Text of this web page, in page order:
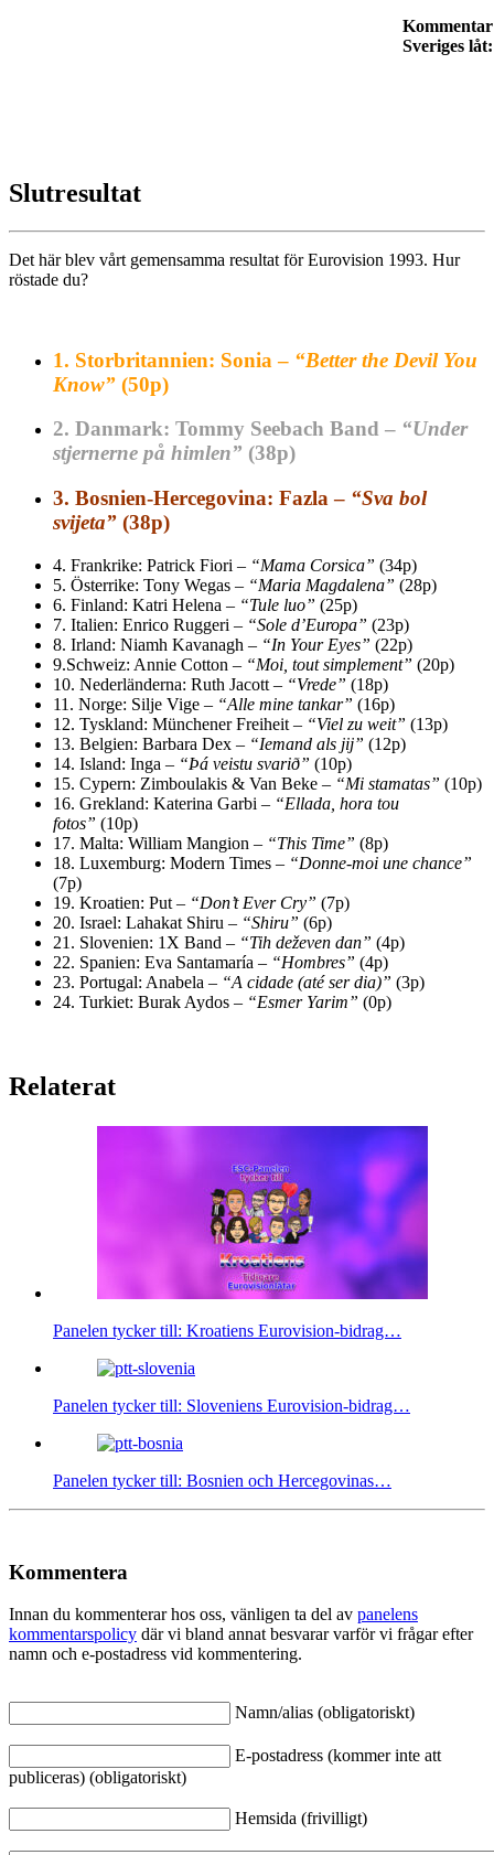
Sveriges låt:
Slutresultat
Det här blev vårt gemensamma resultat för Eurovision 1993. Hur
röstade du?
1. Storbritannien: Sonia – “Better the Devil You
Know” (50p)
2. Danmark: Tommy Seebach Band – “Under
stjernerne på himlen” (38p)
3. Bosnien-Hercegovina: Fazla – “Sva bol
svijeta” (38p)
4. Frankrike: Patrick Fiori – “Mama Corsica” (34p)
5. Österrike: Tony Wegas – “Maria Magdalena” (28p)
6. Finland: Katri Helena – “Tule luo” (25p)
7. Italien: Enrico Ruggeri – “Sole d’Europa” (23p)
8. Irland: Niamh Kavanagh – “In Your Eyes” (22p)
9.Schweiz: Annie Cotton – “Moi, tout simplement” (20p)
10. Nederländerna: Ruth Jacott – “Vrede” (18p)
11. Norge: Silje Vige – “Alle mine tankar” (16p)
12. Tyskland: Münchener Freiheit – “Viel zu weit” (13p)
13. Belgien: Barbara Dex – “Iemand als jij” (12p)
14. Island: Inga – “Þá veistu svarið” (10p)
15. Cypern: Zimboulakis & Van Beke – “Mi stamatas” (10p)
16. Grekland: Katerina Garbi – “Ellada, hora tou
fotos” (10p)
17. Malta: William Mangion – “This Time” (8p)
18. Luxemburg: Modern Times – “Donne-moi une chance”
(7p)
19. Kroatien: Put – “Don’t Ever Cry” (7p)
20. Israel: Lahakat Shiru – “Shiru” (6p)
21. Slovenien: 1X Band – “Tih deževen dan” (4p)
22. Spanien: Eva Santamaría – “Hombres” (4p)
23. Portugal: Anabela – “A cidade (até ser dia)” (3p)
24. Turkiet: Burak Aydos – “Esmer Yarim” (0p)
Relaterat
Panelen tycker till: Kroatiens Eurovision-bidrag…
Panelen tycker till: Sloveniens Eurovision-bidrag…
Panelen tycker till: Bosnien och Hercegovinas…
Kommentera
Innan du kommenterar hos oss, vänligen ta del av panelens
kommentarspolicy där vi bland annat besvarar varför vi frågar efter
namn och e-postadress vid kommentering.
Namn/alias (obligatoriskt)
E-postadress (kommer inte att
publiceras) (obligatoriskt)
Hemsida (frivilligt)